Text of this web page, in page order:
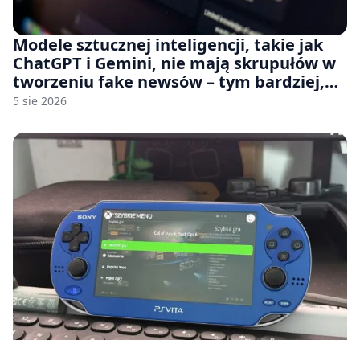
Modele sztucznej inteligencji, takie jak
ChatGPT i Gemini, nie mają skrupułów w
tworzeniu fake newsów – tym bardziej,
jeśli rozmawiasz z nimi po polsku
5 sie 2026